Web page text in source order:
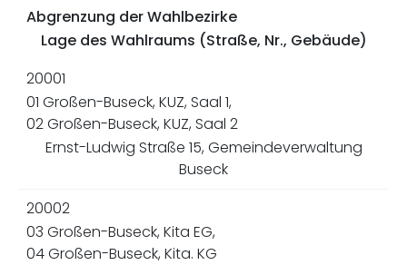
Abgrenzung der Wahlbezirke
Lage des Wahlraums (Straße, Nr., Gebäude)
20001
01 Großen-Buseck, KUZ, Saal 1,
02 Großen-Buseck, KUZ, Saal 2
Ernst-Ludwig Straße 15, Gemeindeverwaltung
Buseck
20002
03 Großen-Buseck, Kita EG,
04 Großen-Buseck, Kita. KG